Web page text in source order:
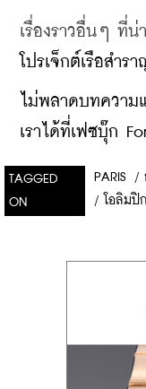
เรื่องราวอื่นๆ ที่น่
โปรเจ็กต์เรือสำ
ไม่พลาดบทความ
เราได้ที่เฟซบุ๊ก
TAGGED
ON
PARIS /
/ โอลิมปิก